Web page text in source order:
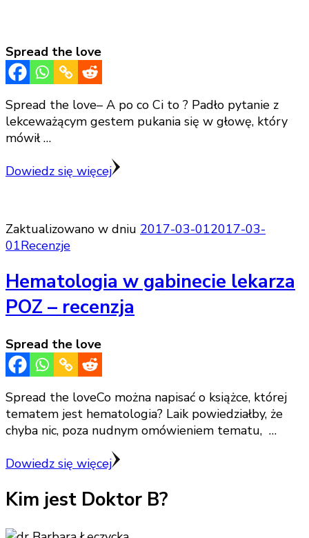
Spread the love
Spread the love– A po co Ci to ? Padło pytanie z
lekceważącym gestem pukania się w głowę, który
mówił …
Dowiedz się więcej
Zaktualizowano w dniu 2017-03-012017-03-
01Recenzje
Hematologia w gabinecie lekarza
POZ – recenzja
Spread the love
Spread the loveCo można napisać o książce, której
tematem jest hematologia? Laik powiedziałby, że
chyba nic, poza nudnym omówieniem tematu, …
Dowiedz się więcej
Kim jest Doktor B?